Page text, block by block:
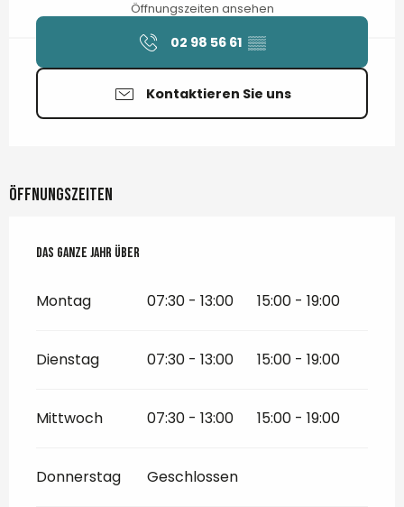
Öffnungszeiten ansehen
02 98 56 61 ▒▒
Kontaktieren Sie uns
Öffnungszeiten
Das ganze Jahr über
Das ganze Jahr über
Montag 07:30 - 13:00 15:00 - 19:00
Dienstag 07:30 - 13:00 15:00 - 19:00
Mittwoch 07:30 - 13:00 15:00 - 19:00
Donnerstag Geschlossen